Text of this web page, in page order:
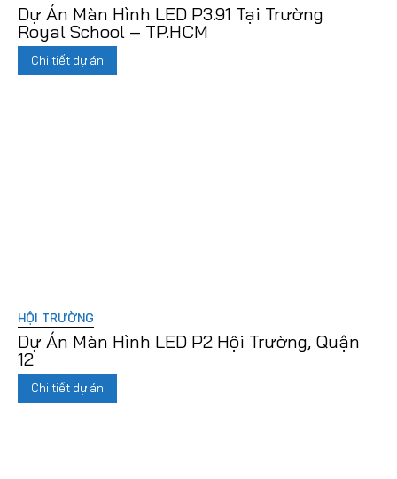
Dự Án Màn Hình LED P3.91 Tại Trường
Royal School – TP.HCM
Chi tiết dự án
HỘI TRƯỜNG
Dự Án Màn Hình LED P2 Hội Trường, Quận
12
Chi tiết dự án